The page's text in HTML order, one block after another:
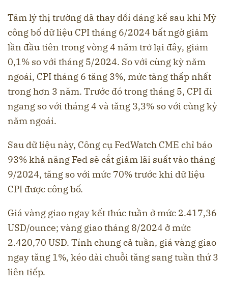
Tâm lý thị trường đã thay đổi đáng kể sau khi Mỹ
công bố dữ liệu CPI tháng 6/2024 bất ngờ giảm
lần đầu tiên trong vòng 4 năm trở lại đây, giảm
0,1% so với tháng 5/2024. So với cùng kỳ năm
ngoái, CPI tháng 6 tăng 3%, mức tăng thấp nhất
trong hơn 3 năm. Trước đó trong tháng 5, CPI đi
ngang so với tháng 4 và tăng 3,3% so với cùng kỳ
năm ngoái.
Sau dữ liệu này, Công cụ FedWatch CME chỉ báo
93% khả năng Fed sẽ cắt giảm lãi suất vào tháng
9/2024, tăng so với mức 70% trước khi dữ liệu
CPI được công bố.
Giá vàng giao ngay kết thúc tuần ở mức 2.417,36
USD/ounce; vàng giao tháng 8/2024 ở mức
2.420,70 USD. Tính chung cả tuần, giá vàng giao
ngay tăng 1%, kéo dài chuỗi tăng sang tuần thứ 3
liên tiếp.